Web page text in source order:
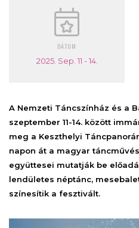
DÁTUM
2025. Sep. 11 - 14.
A Nemzeti Táncszínház és a
szeptember 11-14. között
meg a Keszthelyi
napon át a magyar
együttesei mutatják be
lendületes néptánc,
színesítik a fesztivált.